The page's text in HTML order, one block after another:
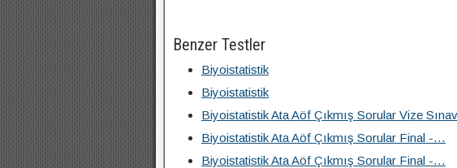
Benzer Testler
Biyoistatistik
Biyoistatistik
Biyoistatistik Ata Aöf Çıkmış Sorular Vize
Biyoistatistik Ata Aöf Çıkmış Sorular Final -…
Biyoistatistik Ata Aöf Çıkmış Sorular Final -…